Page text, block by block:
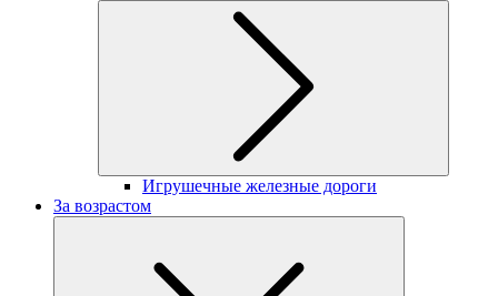
Игрушечные железные дороги
За возрастом